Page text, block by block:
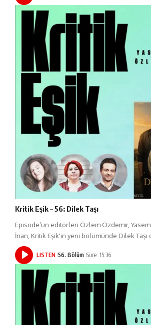
Kritik Eşik – 56: Dilek Taşı
Episode’un editörleri Özlem Özdemir,
İnan, Kritik Eşik'in yeni bölümünde Dilek Taşı
LISTEN 56. Bölüm Süre: 15:36